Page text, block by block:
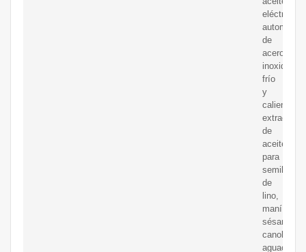
eléctrico
automático
de
acero
inoxidable
frío
y
caliente,
extractor
de
aceite
para
semillas
de
lino,
maní,
sésamo,
canola,
aguacate,